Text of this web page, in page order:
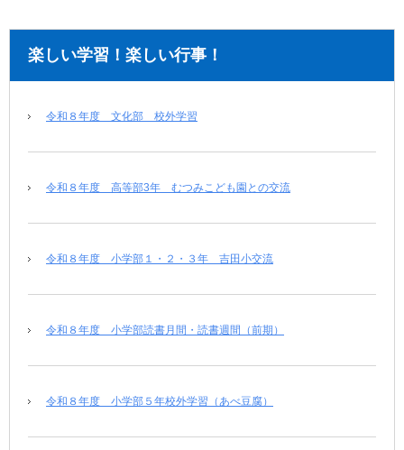
楽しい学習！楽しい行事！
令和８年度 文化部 校外学習
令和８年度 高等部3年 むつみこども園との交流
令和８年度 小学部１・２・３年 吉田小交流
令和８年度 小学部読書月間・読書週間（前期）
令和８年度 小学部５年校外学習（あべ豆腐）